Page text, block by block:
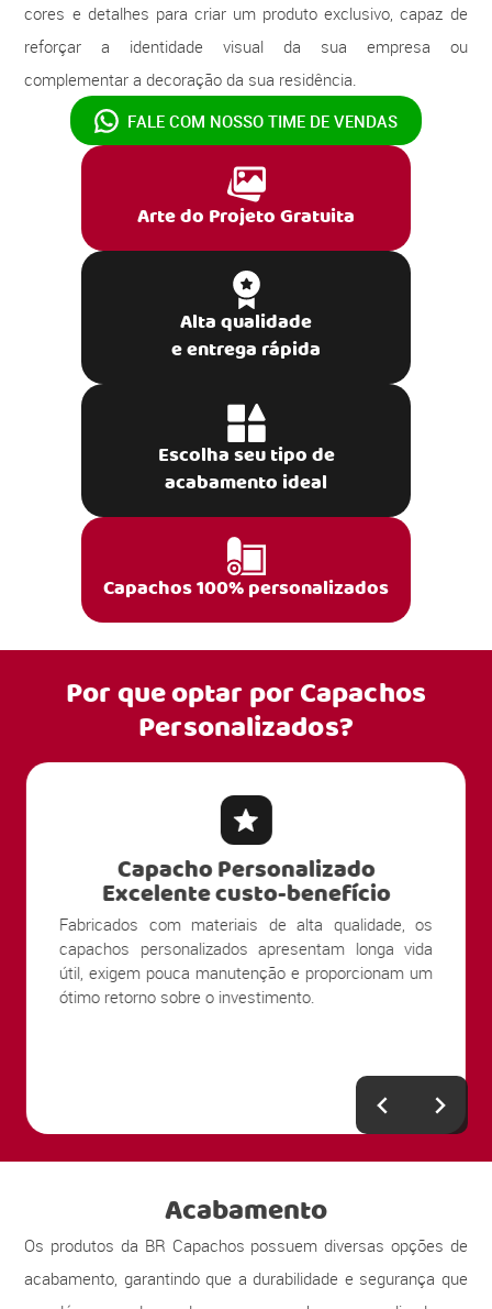
cores e detalhes para criar um produto exclusivo, capaz de
reforçar a identidade visual da sua empresa ou
complementar a decoração da sua residência.
FALE COM NOSSO TIME DE VENDAS
Arte do Projeto Gratuita
Alta qualidade
e entrega rápida
Escolha seu tipo de
acabamento ideal
Capachos 100% personalizados
Por que optar porCapachos
Personalizados?
Capacho Personalizado
Excelente custo-benefício
Fabricados com materiais de alta qualidade, os
capachos personalizados apresentam longa vida
útil, exigem pouca manutenção e proporcionam um
ótimo retorno sobre o investimento.
Acabamento
Os produtos da BR Capachos possuem diversas opções de
acabamento, garantindo que a durabilidade e segurança que